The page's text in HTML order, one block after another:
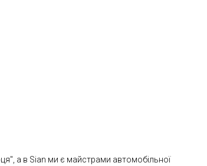
а в Sian ми є майстрами автомобільної